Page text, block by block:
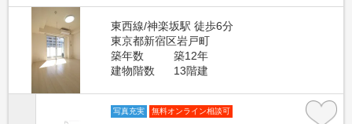
東西線/神楽坂駅 徒歩6分
東京都新宿区岩戸町
築年数
築12年
建物階数
13階建
写真充実 無料オンライン相談可